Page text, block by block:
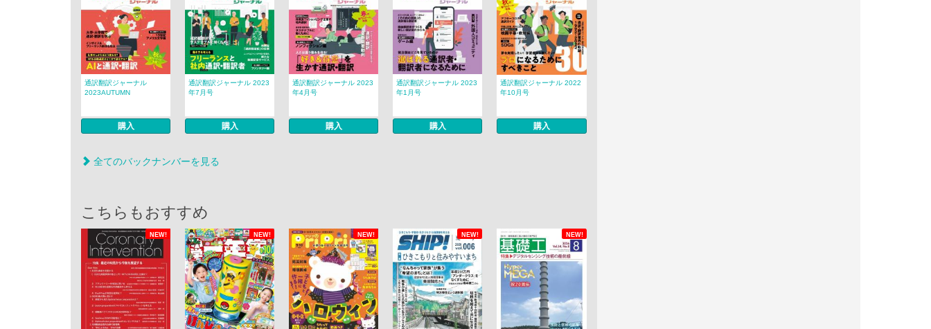
通訳翻訳ジャーナル
2023AUTUMN
購入
通訳翻訳ジャーナル 2023
年7月号
購入
通訳翻訳ジャーナル 2023
年4月号
購入
通訳翻訳ジャーナル 2023
年1月号
購入
通訳翻訳ジャーナル 2022
年10月号
購入
全てのバックナンバーを見る
こちらもおすすめ
NEW! NEW! NEW! NEW! NEW!